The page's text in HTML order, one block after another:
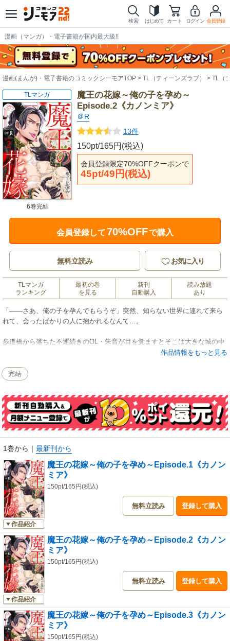
検索 はじめて カート ログイン 会員登録
漫画（マンガ）・電子書籍が国内最大級!!
漫画(まんが)・電子書籍のコミックシーモアTOP TL（ティーンズラブ） TL（
魔王の花嫁～俺の子を孕め～
Episode.2《カノンミア》
＠R
13件
150pt/165円(税込)
会員登録限定70%OFFクーポンで
45pt/49円(税込)
TLマンガ
6巻完結
会員登録して70%OFFで購入
無料立読み お気に入り
TLマンガ
ランキング
最初の巻
を見る
新刊
自動購入
読み放題
あり
「――さあ、俺の子を孕んでもらうぞ」突然、知らない世界に連れて来ら
れて、会ったばかりの人に抱かれるなんて…。
歩道橋から落ちた不運続きのOL・朱音が目を覚ますとそこは大きな城の中
だった。突然の異世界召喚に驚き、戸惑うのも束の間、城の主・魔王アッ
「この世のものとは思えぬほどの快楽を、お前に教えてやる」
世界征服の為には、私との子を成す必要があると言うアッシュ。何もかも
強引なのに、私に触れるこの手にどうして抗えないの――…？
作品情報をもっと見る
完結
1巻から ｜ 最新刊から
作品紹介
魔王の花嫁～俺の子を孕め～Episode.1《カノン
ミア》
150pt/165円(税込)
無料立読み 登録して購入
作品紹介
魔王の花嫁～俺の子を孕め～Episode.2《カノン
ミア》
150pt/165円(税込)
無料立読み 登録して購入
魔王の花嫁～俺の子を孕め～Episode.3《カノン
ミア》
150pt/165円(税込)